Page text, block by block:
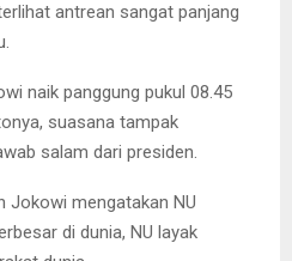
antrean sangat panjang
naik panggung pukul 08.45
suasana tampak
salam dari presiden.
Jokowi mengatakan NU
di dunia, NU layak